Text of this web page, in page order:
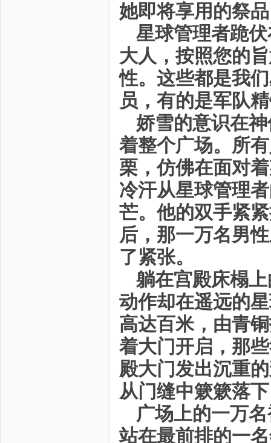
她即将享用的祭
星球管理者跪
大人，按照您的
性。这些都是我
员，有的是军队
娇雪的意识在
着整个广场。所
栗，仿佛在面对
冷汗从星球管理
芒。他的双手紧
后，那一万名男
了紧张。
躺在宫殿床榻
动作却在遥远的
高达百米，由青
着大门开启，那
殿大门发出沉重
从门缝中簌簌落
广场上的一万
站在最前排的一